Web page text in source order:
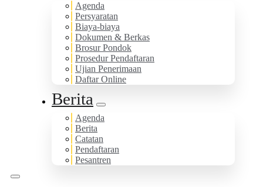
Agenda
Persyaratan
Biaya-biaya
Dokumen & Berkas
Brosur Pondok
Prosedur Pendaftaran
Ujian Penerimaan
Daftar Online
Berita
Agenda
Berita
Catatan
Pendaftaran
Pesantren